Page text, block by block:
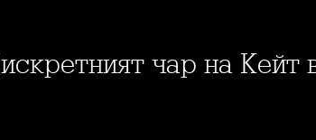
Дискретният чар на Кейт